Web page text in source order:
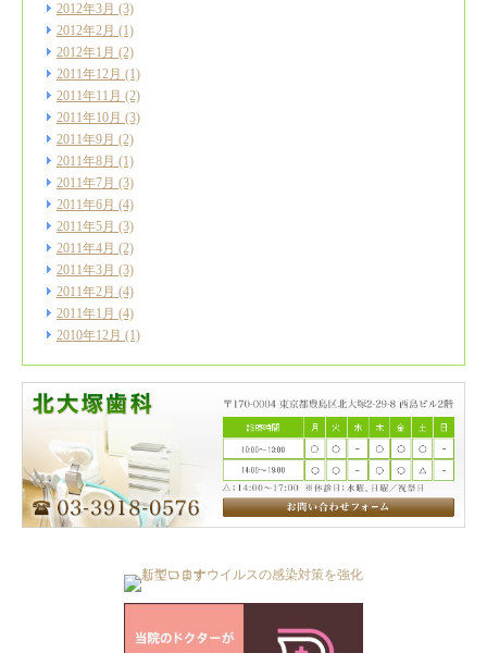
2012年3月 (3)
2012年2月 (1)
2012年1月 (2)
2011年12月 (1)
2011年11月 (2)
2011年10月 (3)
2011年9月 (2)
2011年8月 (1)
2011年7月 (3)
2011年6月 (4)
2011年5月 (3)
2011年4月 (2)
2011年3月 (3)
2011年2月 (4)
2011年1月 (4)
2010年12月 (1)